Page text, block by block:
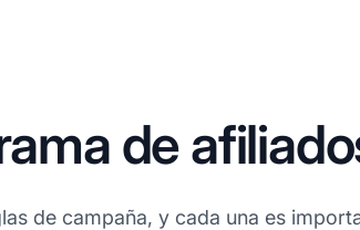
de
de campaña, y cada una es